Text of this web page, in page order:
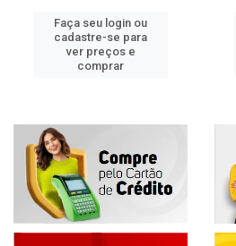
Faça seu login ou
cadastre-se para
ver preços e
comprar